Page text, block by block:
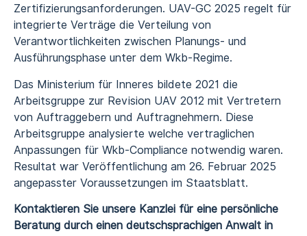
Zertifizierungsanforderungen. UAV-GC 2025 regelt für
integrierte Verträge die Verteilung von
Verantwortlichkeiten zwischen Planungs- und
Ausführungsphase unter dem Wkb-Regime.
Das Ministerium für Inneres bildete 2021 die
Arbeitsgruppe zur Revision UAV 2012 mit Vertretern
von Auftraggebern und Auftragnehmern. Diese
Arbeitsgruppe analysierte welche vertraglichen
Anpassungen für Wkb-Compliance notwendig waren.
Resultat war Veröffentlichung am 26. Februar 2025
angepasster Voraussetzungen im Staatsblatt.
Kontaktieren Sie unsere Kanzlei für eine persönliche
Beratung durch einen deutschsprachigen Anwalt in